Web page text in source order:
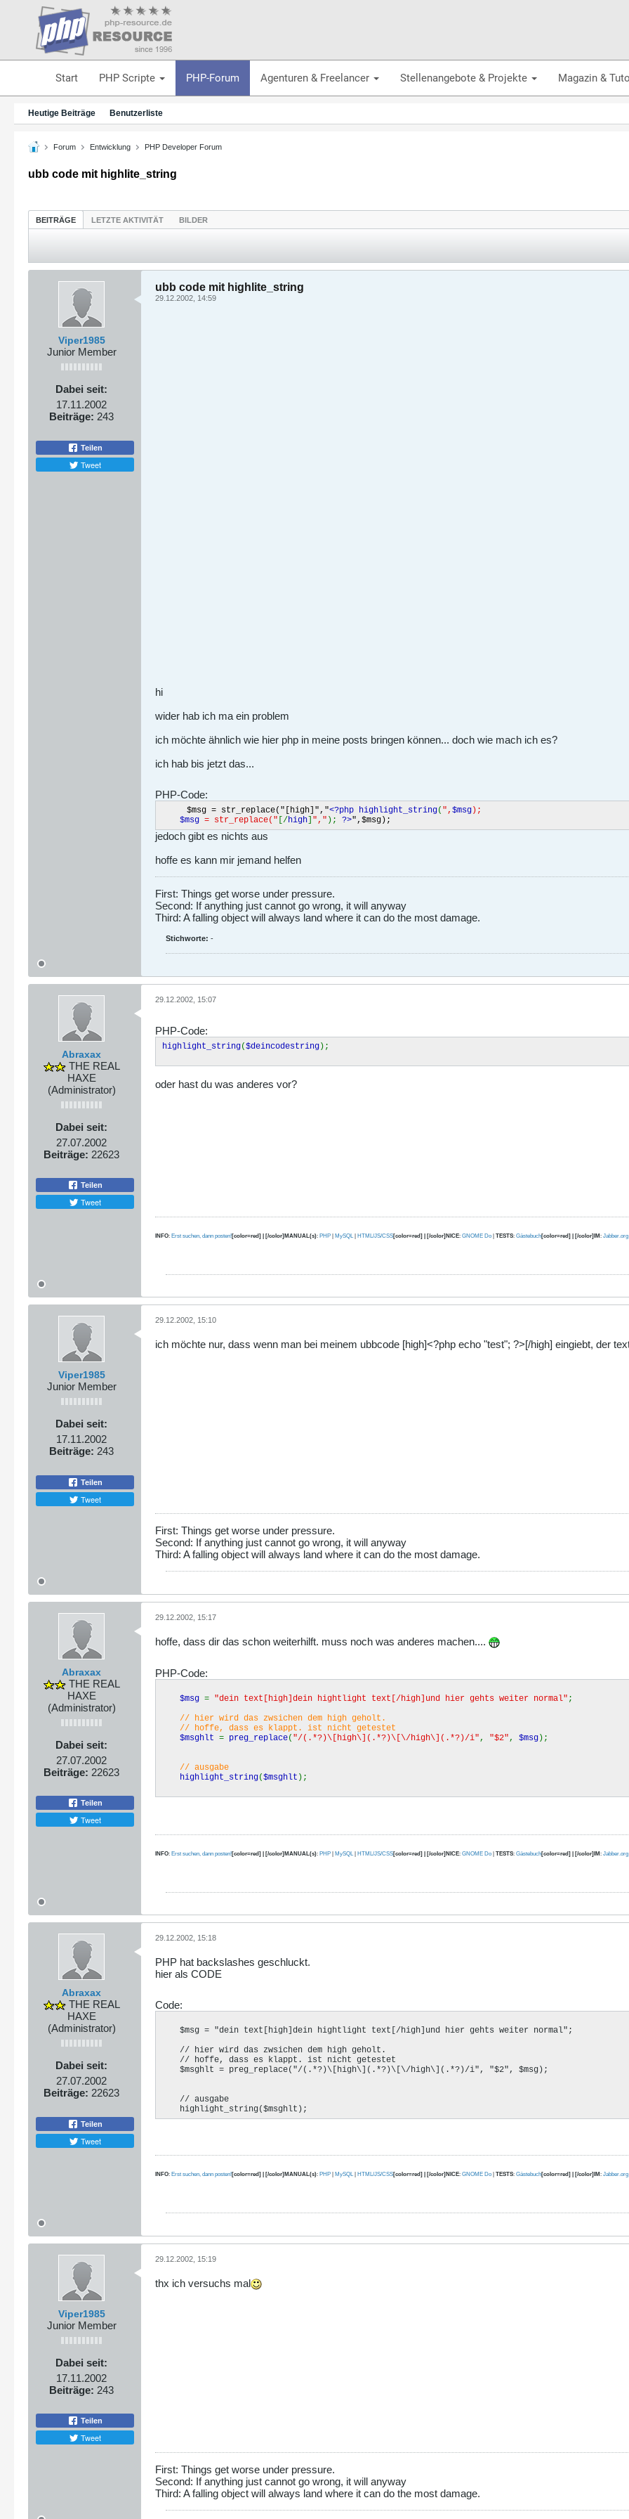
Start PHP Scripte PHP-Forum Agenturen & Freelancer Stellenangebote & Projekte Magazin &
Heutige Beiträge Benutzerliste
Forum Entwicklung PHP Developer Forum
ubb code mit highlite_string
BEITRÄGE LETZTE AKTIVITÄT BILDER
Viper1985
Junior Member
Dabei seit:
17.11.2002
Beiträge: 243
Teilen
Tweet
ubb code mit highlite_string
29.12.2002, 14:59
hi
wider hab ich ma ein problem
ich möchte ähnlich wie hier php in meine posts bringen können... doch wie mach ich es?
ich hab bis jetzt das...
PHP-Code:
$msg = str_replace("[high]","<?php highlight_string( ", $msg );
$msg = str_replace(" [/high "," ); ?>",$msg);
jedoch gibt es nichts aus
hoffe es kann mir jemand helfen
First: Things get worse under pressure.
Second: If anything just cannot go wrong, it will anyway
Third: A falling object will always land where it can do the most damage.
Stichworte: -
Abraxax
THE REAL
HAXE
(Administrator)
Dabei seit:
27.07.2002
Beiträge: 22623
Teilen
Tweet
29.12.2002, 15:07
PHP-Code:
highlight_string($deincodestring);
oder hast du was anderes vor?
INFO: Erst suchen, dann posten![color=red] | [/color]MANUAL(s): PHP | MySQL | HTML/JS/CSS[color=red] | [/color]NICE: GNOME Do | TESTS: Gästebuch[color=red] | [/color]IM: Jabber.org
Viper1985
Junior Member
Dabei seit:
17.11.2002
Beiträge: 243
Teilen
Tweet
29.12.2002, 15:10
ich möchte nur, dass wenn man bei meinem ubbcode [high]<?php echo "test"; ?>[/high] eingiebt, der
First: Things get worse under pressure.
Second: If anything just cannot go wrong, it will anyway
Third: A falling object will always land where it can do the most damage.
Abraxax
THE REAL
HAXE
(Administrator)
Dabei seit:
27.07.2002
Beiträge: 22623
Teilen
Tweet
29.12.2002, 15:17
hoffe, dass dir das schon weiterhilft. muss noch was anderes machen....
PHP-Code:
$msg = "dein text[high]dein hightlight text[/high]und hier gehts weiter normal" ;
// hier wird das zwsichen dem high geholt.
// hoffe, dass es klappt. ist nicht getestet
$msghlt = preg_replace( "/(.*?)\[high\](.*?)\[\/high\](.*?)/i" , "$2" , $msg);
// ausgabe
highlight_string($msghlt );
INFO: Erst suchen, dann posten![color=red] | [/color]MANUAL(s): PHP | MySQL | HTML/JS/CSS[color=red] | [/color]NICE: GNOME Do | TESTS: Gästebuch[color=red] | [/color]IM: Jabber.org
Abraxax
THE REAL
HAXE
(Administrator)
Dabei seit:
27.07.2002
Beiträge: 22623
Teilen
Tweet
29.12.2002, 15:18
PHP hat backslashes geschluckt.
hier als CODE
Code:
    $msg = "dein text[high]dein hightlight text[/high]und hier gehts weiter normal";
    // hier wird das zwsichen dem high geholt.
    // hoffe, dass es klappt. ist nicht getestet
    $msghlt = preg_replace("/(.*?)\[high\](.*?)\[\/high\](.*?)/i", "$2", $msg);
    // ausgabe
    highlight_string($msghlt);
INFO: Erst suchen, dann posten![color=red] | [/color]MANUAL(s): PHP MySQL| HTML/JS/CSS[color=red] | [/color]NICE: GNOME Do TESTS: Gästebuch[color=red] | [/color]IM : Jabber.org
Viper1985
Junior Member
Dabei seit:
17.11.2002
Beiträge: 243
Teilen
Tweet
29.12.2002, 15:19
thx ich versuchs mal
First: Things get worse under pressure.
Second: If anything just cannot go wrong, it will anyway
Third: A falling object will always land where it can do the most damage.